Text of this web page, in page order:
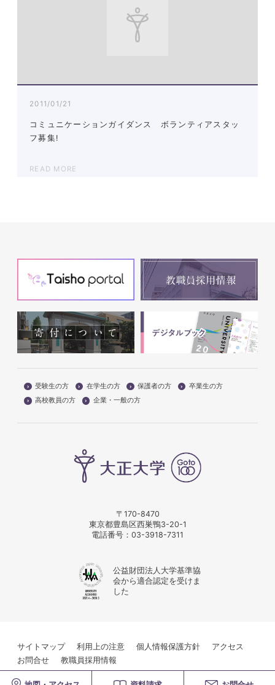
2011/01/21
コミュニケーションガイダンス ボランティアスタッ
フ募集!
READ MORE
受験生の方 在学生の方 保護者の方
卒業生の方
高校教員の方
企業・一般の方
〒170-8470
東京都豊島区西巣鴨3-20-1
電話番号： 03-3918-7311
公益財団法人大学基準協
会から適合認定を受けま
した
サイトマップ 利用上の注意 個人情報保護方針
アクセス
お問合せ
教職員採用情報